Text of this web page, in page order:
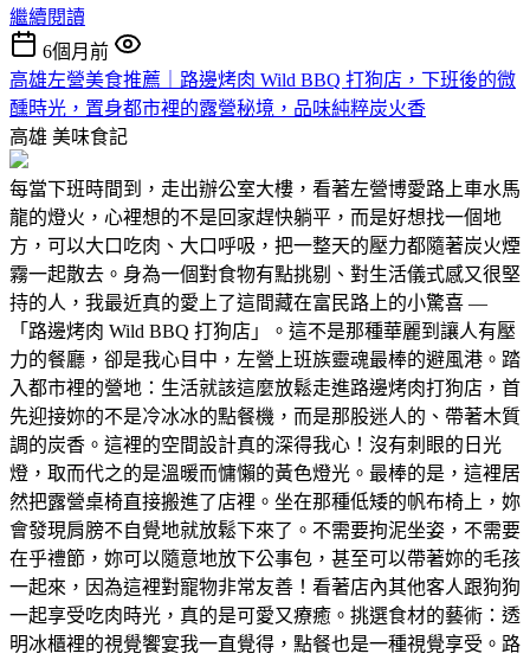
繼續閱讀
6個月前
高雄左營美食推薦｜路邊烤肉 Wild BBQ 打狗店，下班後的微
醺時光，置身都市裡的露營秘境，品味純粹炭火香
高雄 美味食記
每當下班時間到，走出辦公室大樓，看著左營博愛路上車水馬
龍的燈火，心裡想的不是回家趕快躺平，而是好想找一個地
方，可以大口吃肉、大口呼吸，把一整天的壓力都隨著炭火煙
霧一起散去。身為一個對食物有點挑剔、對生活儀式感又很堅
持的人，我最近真的愛上了這間藏在富民路上的小驚喜 —
「路邊烤肉 Wild BBQ 打狗店」。這不是那種華麗到讓人有壓
力的餐廳，卻是我心目中，左營上班族靈魂最棒的避風港。踏
入都市裡的營地：生活就該這麼放鬆走進路邊烤肉打狗店，首
先迎接妳的不是冷冰冰的點餐機，而是那股迷人的、帶著木質
調的炭香。這裡的空間設計真的深得我心！沒有刺眼的日光
燈，取而代之的是溫暖而慵懶的黃色燈光。最棒的是，這裡居
然把露營桌椅直接搬進了店裡。坐在那種低矮的帆布椅上，妳
會發現肩膀不自覺地就放鬆下來了。不需要拘泥坐姿，不需要
在乎禮節，妳可以隨意地放下公事包，甚至可以帶著妳的毛孩
一起來，因為這裡對寵物非常友善！看著店內其他客人跟狗狗
一起享受吃肉時光，真的是可愛又療癒。挑選食材的藝術：透
明冰櫃裡的視覺饗宴我一直覺得，點餐也是一種視覺享受。路